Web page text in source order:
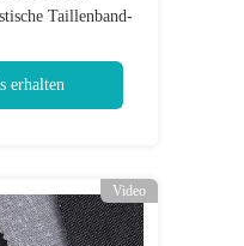
Taillenband-
erhalten
Video